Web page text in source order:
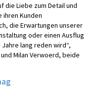
die Liebe zum Detail und
ihren Kunden
die Erwartungen unserer
oder einen Ausflug
lang reden wird“,
Milan Verwoerd, beide